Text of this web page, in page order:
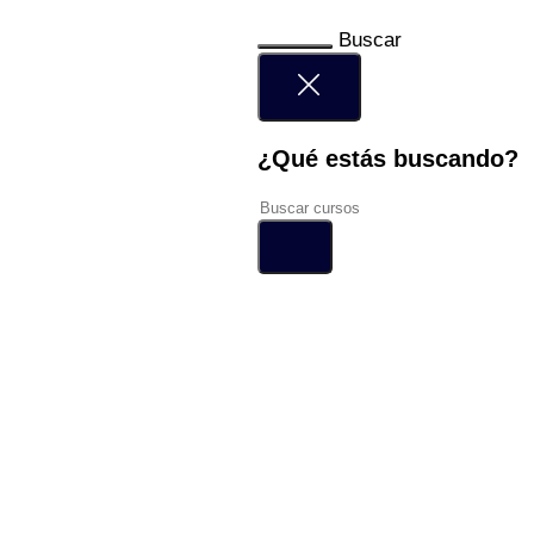
Buscar
¿Qué estás buscando?